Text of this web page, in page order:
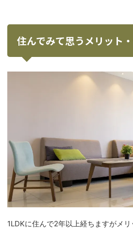
住んでみて思うメリット
1LDKに住んで2年以上経ちますがメリ